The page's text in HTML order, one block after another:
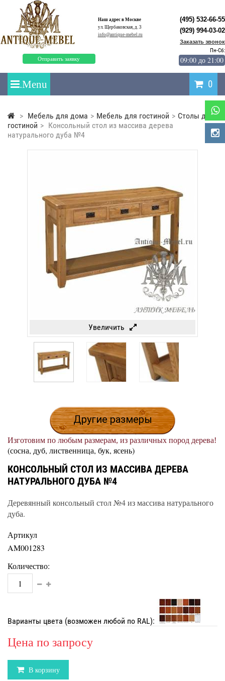
Наш адрес в Москве
ул. Щербаковская, д. 3
info@antique-mebel.ru
Отправить заявку
(495) 532-66-55
(929) 994-03-02
Заказать звонок
Пн-Сб:
09:00 до 21:00
0
> Мебель для дома > Мебель для гостиной > Столы для
гостиной > Консольный стол из массива дерева
натурального дуба №4
Увеличить
Другие размеры
Изготовим по любым размерам, из различных пород дерева!
(сосна, дуб, лиственница, бук, ясень)
КОНСОЛЬНЫЙ СТОЛ ИЗ МАССИВА ДЕРЕВА
НАТУРАЛЬНОГО ДУБА №4
Деревянный консольный стол №4 из массива натурального
дуба.
Артикул
AM001283
Количество:
Варианты цвета (возможен любой по RAL):
Цена по запросу
В корзину